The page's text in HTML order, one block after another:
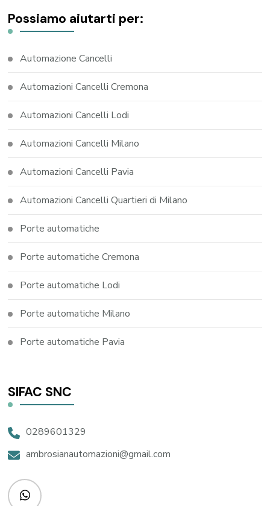
Possiamo aiutarti per:
Automazione Cancelli
Automazioni Cancelli Cremona
Automazioni Cancelli Lodi
Automazioni Cancelli Milano
Automazioni Cancelli Pavia
Automazioni Cancelli Quartieri di Milano
Porte automatiche
Porte automatiche Cremona
Porte automatiche Lodi
Porte automatiche Milano
Porte automatiche Pavia
SIFAC SNC
0289601329
ambrosianautomazioni@gmail.com